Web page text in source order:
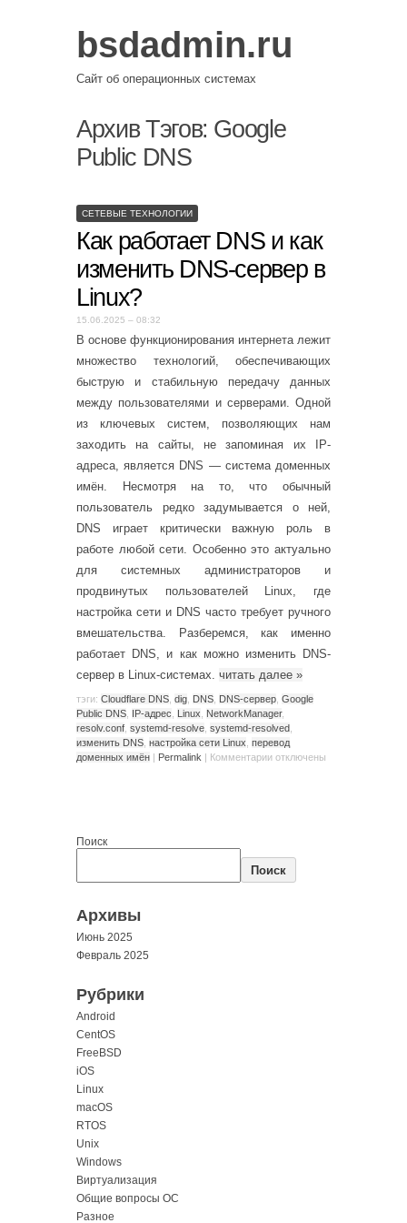
bsdadmin.ru
Сайт об операционных системах
Архив Тэгов: Google
Public DNS
СЕТЕВЫЕ ТЕХНОЛОГИИ
Как работает DNS и как
изменить DNS-сервер в
Linux?
15.06.2025 – 08:32
В основе функционирования интернета лежит
множество технологий, обеспечивающих
быструю и стабильную передачу данных
между пользователями и серверами. Одной
из ключевых систем, позволяющих нам
заходить на сайты, не запоминая их IP-
адреса, является DNS — система доменных
имён. Несмотря на то, что обычный
пользователь редко задумывается о ней,
DNS играет критически важную роль в
работе любой сети. Особенно это актуально
для системных администраторов и
продвинутых пользователей Linux, где
настройка сети и DNS часто требует ручного
вмешательства. Разберемся, как именно
работает DNS, и как можно изменить DNS-
сервер в Linux-системах. читать далее »
тэги: Cloudflare DNS dig DNS DNS-сервер Google
Public DNS IP-адрес Linux NetworkManager,
resolv.conf systemd-resolve systemd-resolved
изменить DNS настройка сети Linux перевод
доменных имён | Permalink | Комментарии отключены
Поиск
Поиск
Архивы
Июнь 2025
Февраль 2025
Рубрики
Android
CentOS
FreeBSD
iOS
Linux
macOS
RTOS
Unix
Windows
Виртуализация
Общие вопросы ОС
Разное